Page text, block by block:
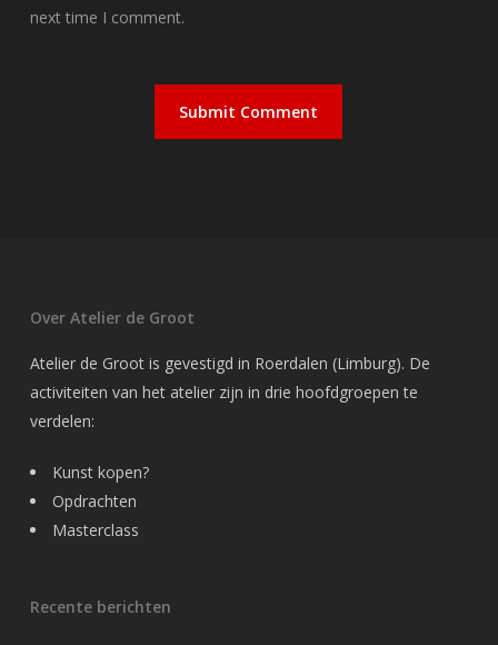
next time I comment.
Over Atelier de Groot
Atelier de Groot is gevestigd in Roerdalen (Limburg). De
activiteiten van het atelier zijn in drie hoofdgroepen te
verdelen:
Kunst kopen?
Opdrachten
Masterclass
Recente berichten